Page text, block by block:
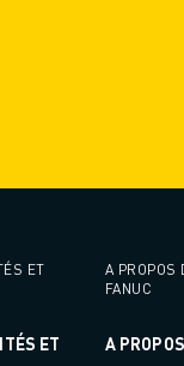
ET
ET
A PROPOS
FANUC
A